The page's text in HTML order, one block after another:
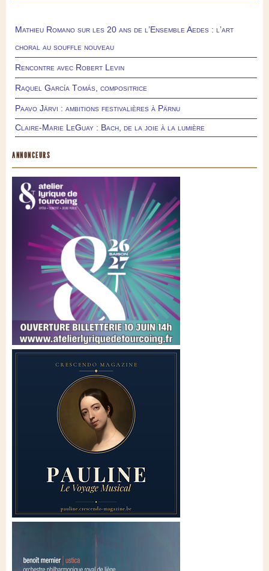
Mathieu Romano sur les 20 ans de l’Ensemble Aedes : l’art
choral au souffle nouveau
Rencontre avec Robert Levin
Raquel García Tomás, compositrice
Paavo Järvi : ambitions festivalières à Pärnu
Claire-Marie LeGuay : Bach, de la joie à la lumière
ANNONCEURS